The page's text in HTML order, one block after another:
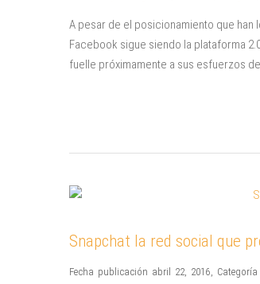
A pesar de el posicionamiento que
Facebook sigue siendo la plataforma
fuelle próximamente a sus esfuerzos
Snapchat la red social que
Fecha publicación abril 22, 2016, Categoría